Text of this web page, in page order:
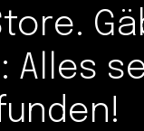
Alles